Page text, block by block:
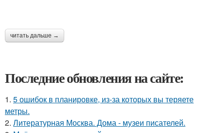
читать дальше →
Последние обновления на сайте:
1. 5 ошибок в планировке, из-за которых вы теряете
метры.
2. Литературная Москва. Дома - музеи писателей.